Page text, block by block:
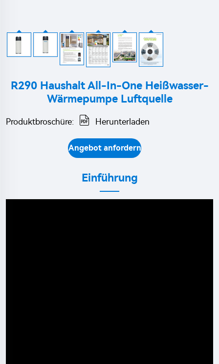
R290 Haushalt All-In-One Heißwasser-
Wärmepumpe Luftquelle
Produktbroschüre: Herunterladen
Angebot anfordern
Einführung